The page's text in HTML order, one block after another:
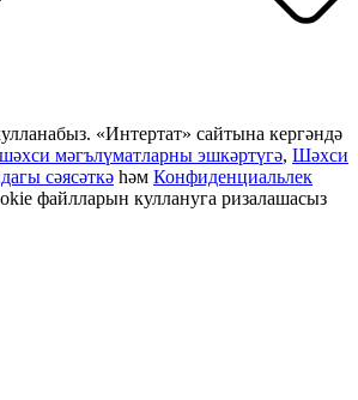
«Интертат» сайтына кергәндә
шәхси мәгълүматларны эшкәртүгә, Шәхси
сәясәткә һәм Конфиденциальлек
файлларын куллануга ризалашасыз